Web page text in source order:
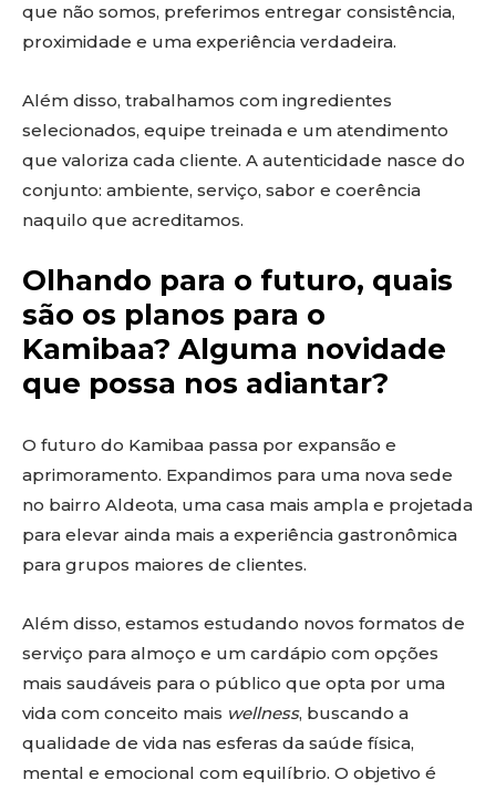
que não somos, preferimos entregar consistência,
proximidade e uma experiência verdadeira.
Além disso, trabalhamos com ingredientes
selecionados, equipe treinada e um atendimento
que valoriza cada cliente. A autenticidade nasce do
conjunto: ambiente, serviço, sabor e coerência
naquilo que acreditamos.
Olhando para o futuro, quais
são os planos para o
Kamibaa? Alguma novidade
que possa nos adiantar?
O futuro do Kamibaa passa por expansão e
aprimoramento. Expandimos para uma nova sede
no bairro Aldeota, uma casa mais ampla e projetada
para elevar ainda mais a experiência gastronômica
para grupos maiores de clientes.
Além disso, estamos estudando novos formatos de
serviço para almoço e um cardápio com opções
mais saudáveis para o público que opta por uma
vida com conceito mais wellness, buscando a
qualidade de vida nas esferas da saúde física,
mental e emocional com equilíbrio. O objetivo é